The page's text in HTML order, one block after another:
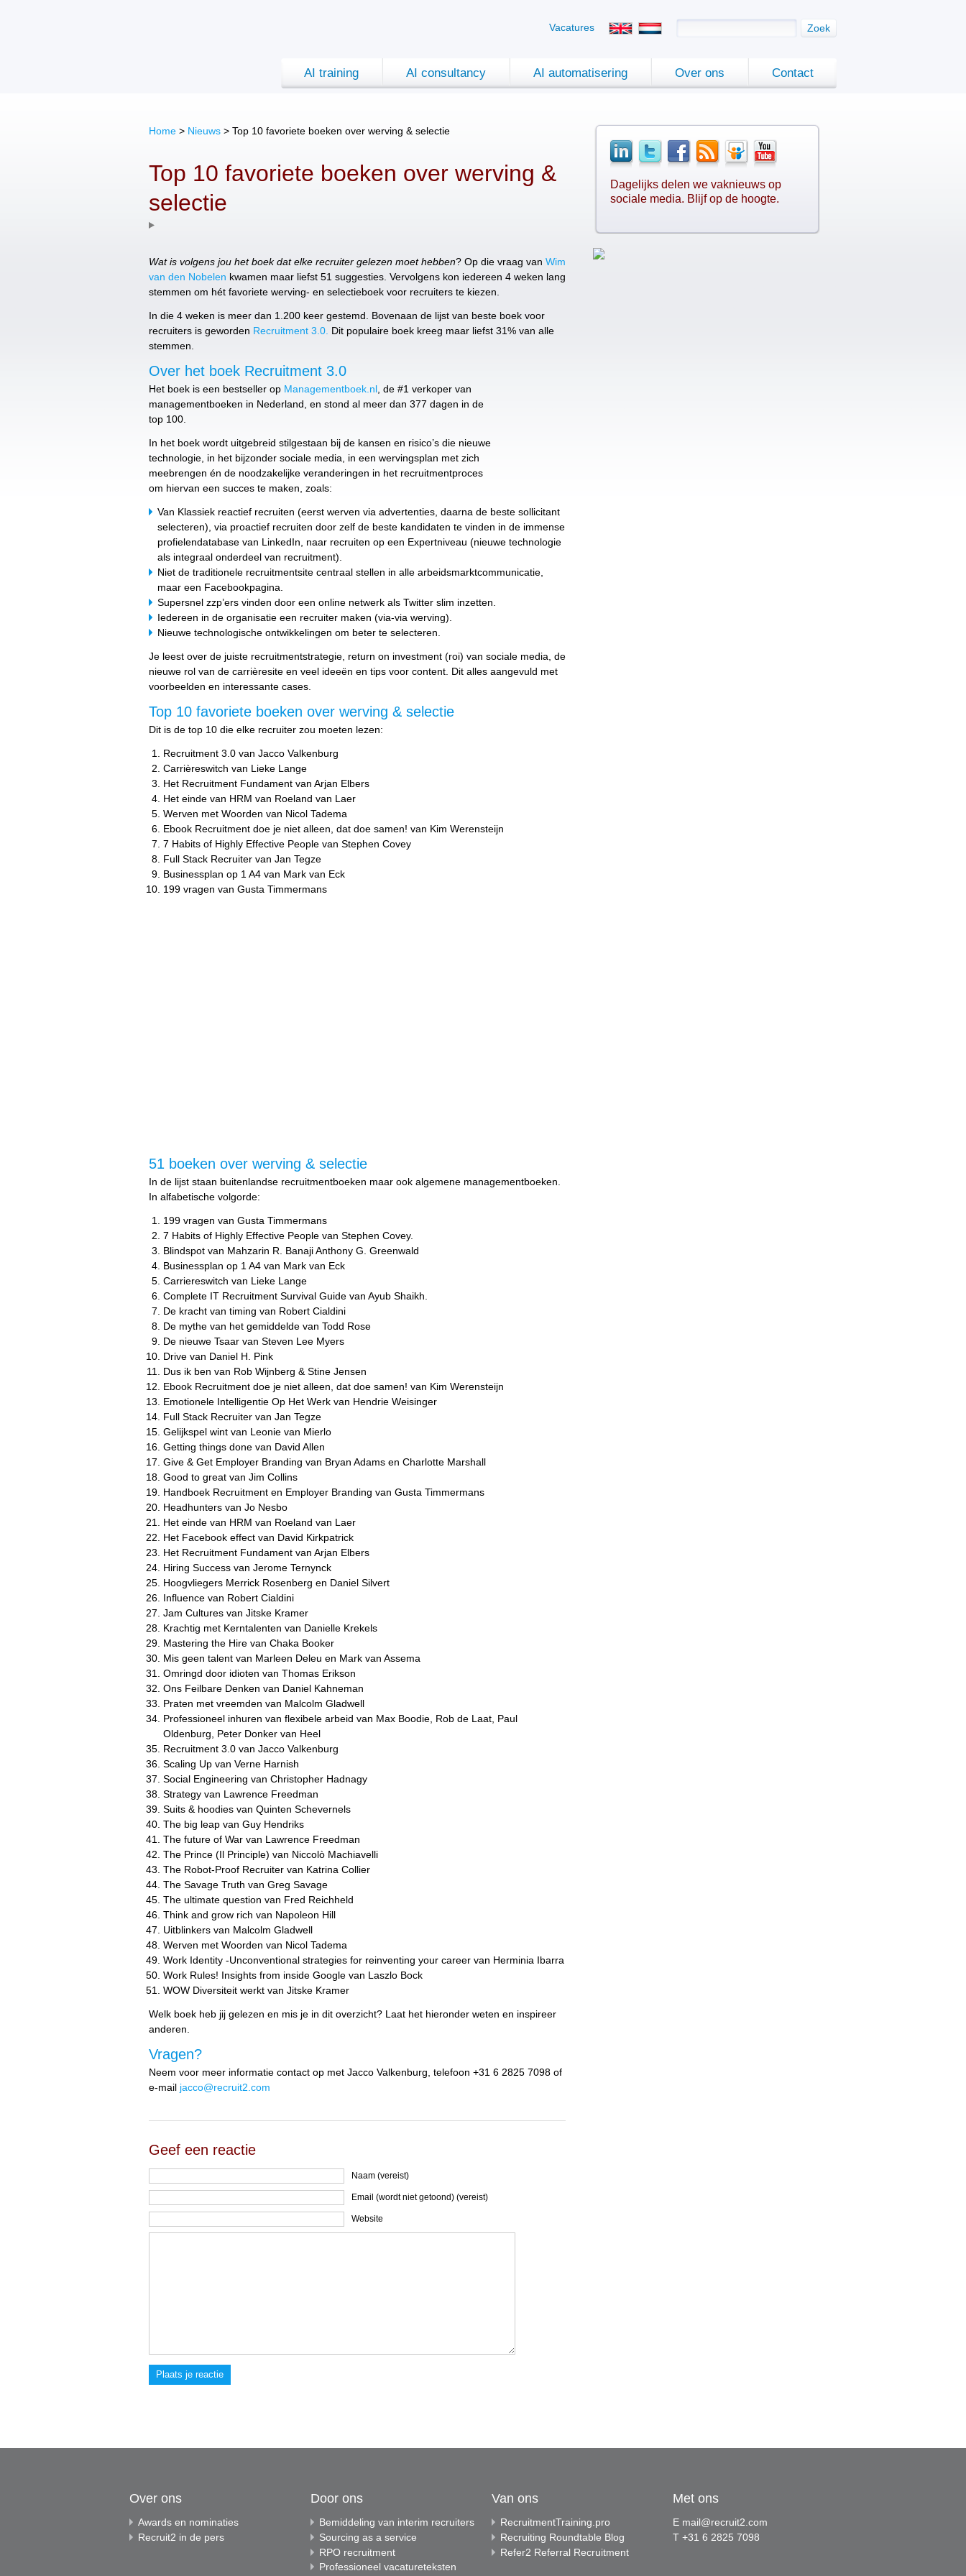
AI training AI consultancy AI automatisering Over ons Contact
Zoek
Vacatures
Home > Nieuws > Top 10 favoriete boeken over werving & selectie
Top 10 favoriete boeken over werving &
selectie
Wat is volgens jou het boek dat elke recruiter gelezen moet hebben? Op die vraag van Wim
van den Nobelen kwamen maar liefst 51 suggesties. Vervolgens kon iedereen 4 weken lang
stemmen om hét favoriete werving- en selectieboek voor recruiters te kiezen.
In die 4 weken is meer dan 1.200 keer gestemd. Bovenaan de lijst van beste boek voor
recruiters is geworden Recruitment 3.0. Dit populaire boek kreeg maar liefst 31% van alle
stemmen.
Over het boek Recruitment 3.0
Het boek is een bestseller op Managementboek.nl , de #1 verkoper van
managementboeken in Nederland, en stond al meer dan 377 dagen in de
top 100.
In het boek wordt uitgebreid stilgestaan bij de kansen en risico’s die nieuwe
technologie, in het bijzonder sociale media, in een wervingsplan met zich
meebrengen én de noodzakelijke veranderingen in het recruitmentproces
om hiervan een succes te maken, zoals:
Van Klassiek reactief recruiten (eerst werven via advertenties, daarna de beste sollicitant
selecteren), via proactief recruiten door zelf de beste kandidaten te vinden in de immense
profielendatabase van LinkedIn, naar recruiten op een Expertniveau (nieuwe technologie
als integraal onderdeel van recruitment).
Niet de traditionele recruitmentsite centraal stellen in alle arbeidsmarktcommunicatie,
maar een Facebookpagina.
Supersnel zzp’ers vinden door een online netwerk als Twitter slim inzetten.
Iedereen in de organisatie een recruiter maken (via-via werving).
Nieuwe technologische ontwikkelingen om beter te selecteren.
Je leest over de juiste recruitmentstrategie, return on investment (roi) van sociale media, de
nieuwe rol van de carrièresite en veel ideeën en tips voor content. Dit alles aangevuld met
voorbeelden en interessante cases.
Top 10 favoriete boeken over werving & selectie
Dit is de top 10 die elke recruiter zou moeten lezen:
Recruitment 3.0 van Jacco Valkenburg
Carrièreswitch van Lieke Lange
Het Recruitment Fundament van Arjan Elbers
Het einde van HRM van Roeland van Laer
Werven met Woorden van Nicol Tadema
Ebook Recruitment doe je niet alleen, dat doe samen! van Kim Werensteijn
7 Habits of Highly Effective People van Stephen Covey
Full Stack Recruiter van Jan Tegze
Businessplan op 1 A4 van Mark van Eck
199 vragen van Gusta Timmermans
51 boeken over werving & selectie
In de lijst staan buitenlandse recruitmentboeken maar ook algemene managementboeken.
In alfabetische volgorde:
199 vragen van Gusta Timmermans
7 Habits of Highly Effective People van Stephen Covey.
Blindspot van Mahzarin R. Banaji Anthony G. Greenwald
Businessplan op 1 A4 van Mark van Eck
Carriereswitch van Lieke Lange
Complete IT Recruitment Survival Guide van Ayub Shaikh.
De kracht van timing van Robert Cialdini
De mythe van het gemiddelde van Todd Rose
De nieuwe Tsaar van Steven Lee Myers
Drive van Daniel H. Pink
Dus ik ben van Rob Wijnberg & Stine Jensen
Ebook Recruitment doe je niet alleen, dat doe samen! van Kim Werensteijn
Emotionele Intelligentie Op Het Werk van Hendrie Weisinger
Full Stack Recruiter van Jan Tegze
Gelijkspel wint van Leonie van Mierlo
Getting things done van David Allen
Give & Get Employer Branding van Bryan Adams en Charlotte Marshall
Good to great van Jim Collins
Handboek Recruitment en Employer Branding van Gusta Timmermans
Headhunters van Jo Nesbo
Het einde van HRM van Roeland van Laer
Het Facebook effect van David Kirkpatrick
Het Recruitment Fundament van Arjan Elbers
Hiring Success van Jerome Ternynck
Hoogvliegers Merrick Rosenberg en Daniel Silvert
Influence van Robert Cialdini
Jam Cultures van Jitske Kramer
Krachtig met Kerntalenten van Danielle Krekels
Mastering the Hire van Chaka Booker
Mis geen talent van Marleen Deleu en Mark van Assema
Omringd door idioten van Thomas Erikson
Ons Feilbare Denken van Daniel Kahneman
Praten met vreemden van Malcolm Gladwell
Professioneel inhuren van flexibele arbeid van Max Boodie, Rob de Laat, Paul
Oldenburg, Peter Donker van Heel
Recruitment 3.0 van Jacco Valkenburg
Scaling Up van Verne Harnish
Social Engineering van Christopher Hadnagy
Strategy van Lawrence Freedman
Suits & hoodies van Quinten Schevernels
The big leap van Guy Hendriks
The future of War van Lawrence Freedman
The Prince (Il Principle) van Niccolò Machiavelli
The Robot-Proof Recruiter van Katrina Collier
The Savage Truth van Greg Savage
The ultimate question van Fred Reichheld
Think and grow rich van Napoleon Hill
Uitblinkers van Malcolm Gladwell
Werven met Woorden van Nicol Tadema
Work Identity -Unconventional strategies for reinventing your career van Herminia Ibarra
Work Rules! Insights from inside Google van Laszlo Bock
WOW Diversiteit werkt van Jitske Kramer
Welk boek heb jij gelezen en mis je in dit overzicht? Laat het hieronder weten en inspireer
anderen.
Vragen?
Neem voor meer informatie contact op met Jacco Valkenburg, telefoon +31 6 2825 7098 of
e-mail jacco@recruit2.com
Geef een reactie
Naam (vereist)
Email (wordt niet getoond) (vereist)
Website
Plaats je reactie
Dagelijks delen we vaknieuws op
sociale media. Blijf op de hoogte.
Over ons
Awards en nominaties
Recruit2 in de pers
Door ons
Bemiddeling van interim recruiters
Sourcing as a service
RPO recruitment
Professioneel vacatureteksten
Van ons
RecruitmentTraining.pro
Recruiting Roundtable Blog
Refer2 Referral Recruitment
Met ons
E mail@recruit2.com
T +31 6 2825 7098